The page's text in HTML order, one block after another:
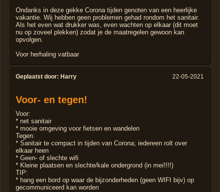
Ondanks in deze gekke Corona tijden genoten van een heerlijke
vakantie. Wij hebben geen problemen gehad rondom het sanitair.
Als het even wat drukker was, even wachten op elkaar (dit moet
nu op zoveel plekken) zodat je de maatregelen gewoon kan
opvolgen.
Voor herhaling vatbaar
22-05-2021
Geplaatst door: Harry
Voor- en tegen!
Voor:
* net sanitair
* mooie omgeving voor fietsen en wandelen
Tegen:
* Sanitair te compact in tijden van Corona; iedereen rolt over
elkaar heen
* Geen- of slechte wifi
* Kleine plaatsen en slechte/kale ondergrond (in mei!!!!)
TIP:
* hang een bord op waar de bijzonderheden (geen WIFI bijv) op
gecommuniceerd kan worden